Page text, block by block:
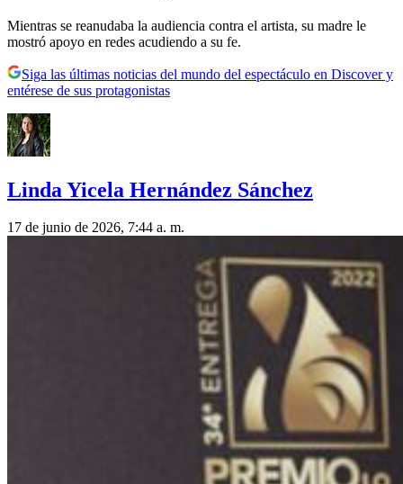
Mientras se reanudaba la audiencia contra el artista, su madre le
mostró apoyo en redes acudiendo a su fe.
Siga las últimas noticias del mundo del espectáculo en Discover y
entérese de sus protagonistas
Linda Yicela Hernández Sánchez
17 de junio de 2026, 7:44 a. m.